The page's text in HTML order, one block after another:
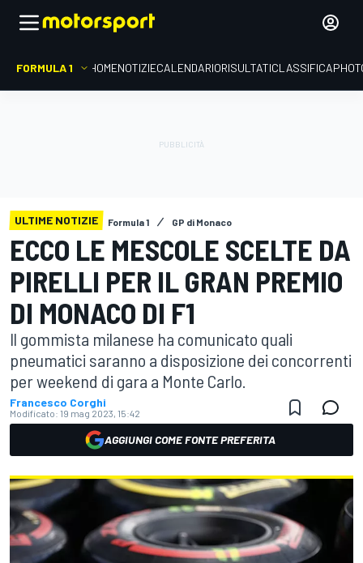
FORMULA 1 HOMENOTIZIECALENDARIORISULTATICLASSIFICA
ULTIME NOTIZIE Formula 1 GP di Monaco
ECCO LE MESCOLE SCELTE DA
PIRELLI PER IL GRAN PREMIO
DI MONACO DI F1
Il gommista milanese ha comunicato quali
pneumatici saranno a disposizione dei concorrenti
per weekend di gara a Monte Carlo.
Francesco Corghi
Modificato: 19 mag 2023, 15:42
AGGIUNGI COME FONTE PREFERITA